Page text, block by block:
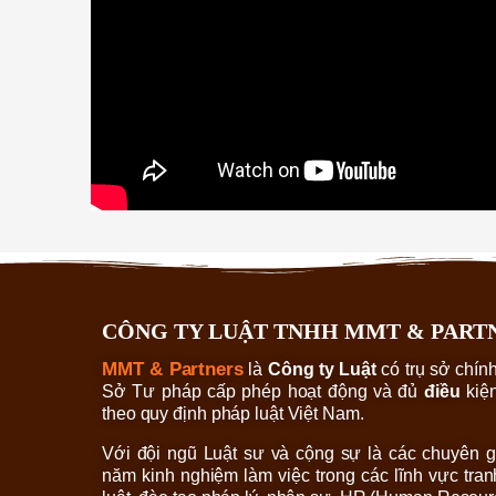
CÔNG TY LUẬT TNHH MMT &
MMT & Partnerslà Công ty Luậtcó trụ sở
Sở Tư pháp cấp phép hoạt động và đủ điều
theo quy định pháp luật Việt Nam.
Với đội ngũ Luật sư và cộng sự là các chuyên
năm kinh nghiệm làm việc trong các lĩnh vực